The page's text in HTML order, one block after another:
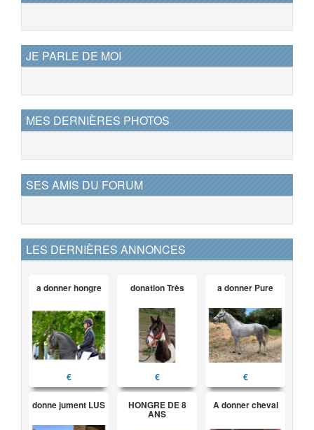
JE PARLE DE MOI
MES DERNIÈRES PHOTOS
SES AMIS DU FORUM
LES DERNIÈRES ANNONCES
a donner hongre
€
donation Très
€
a donner Pure
€
donne jument LUS HONGRE DE 8
ANS
A donner cheval